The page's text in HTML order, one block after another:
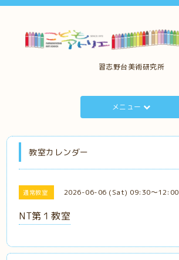
習志野台美術研究所
メニュー
教室カレンダー
通常教室 2026-06-06 (Sat) 09:30～12:00
NT第１教室